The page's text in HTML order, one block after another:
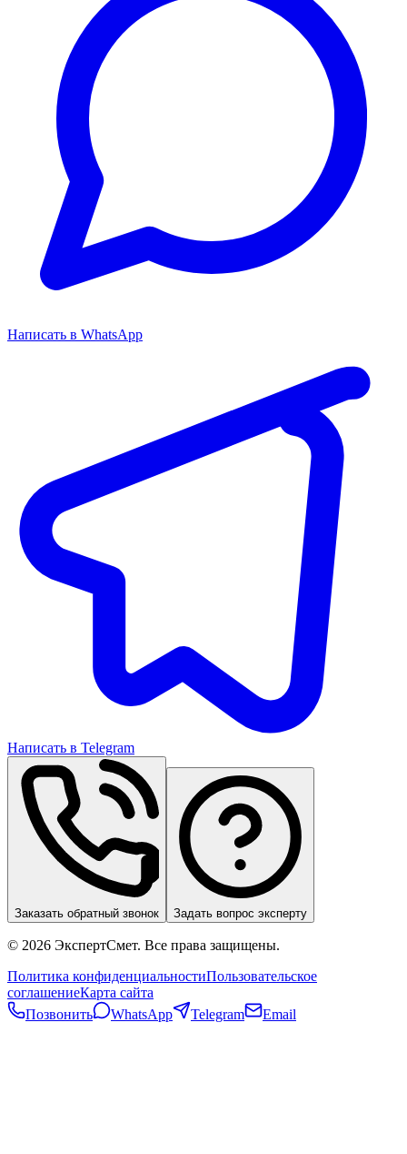
Написать в WhatsApp
Написать в Telegram
Заказать обратный звонок Задать вопрос эксперту
© 2026 ЭкспертСмет. Все права защищены.
Политика конфиденциальностиПользовательское
соглашениеКарта сайта
Позвонить
WhatsApp Telegram Email